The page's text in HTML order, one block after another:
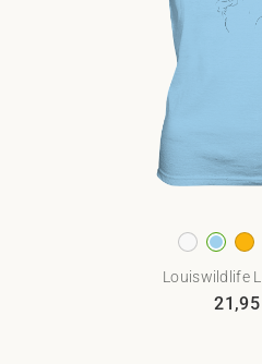
Louiswildlife
21,95